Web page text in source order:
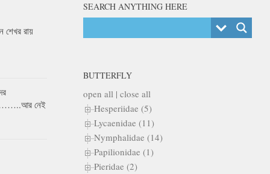
SEARCH ANYTHING HERE
BUTTERFLY
open all | close all
Hesperiidae (5)
Lycaenidae (11)
Nymphalidae (14)
Papilionidae (1)
Pieridae (2)
রায়
নেই